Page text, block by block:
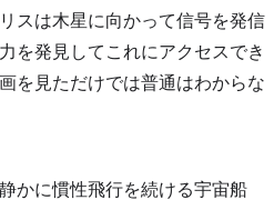
スは木星に向かって信号を発信
を発見してこれにアクセスでき
を見ただけでは普通はわからな
かに慣性飛行を続ける宇宙船